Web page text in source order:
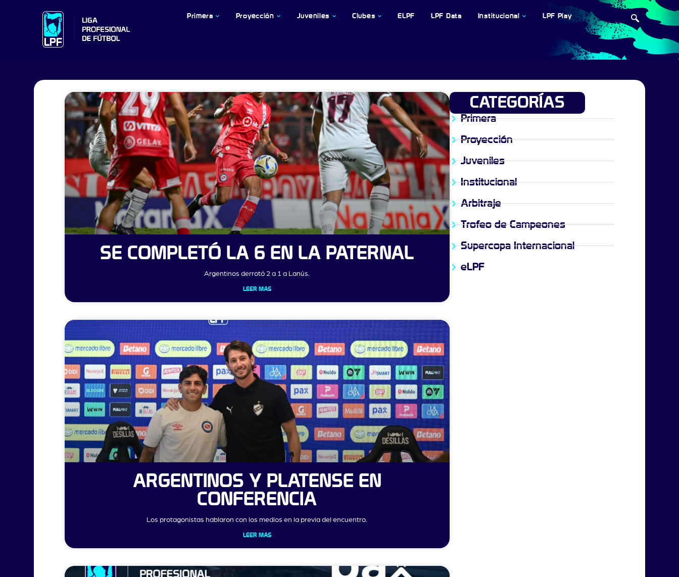
Primera Proyección Juveniles Clubes ELPF LPF Data Institucional LPF Play
SE COMPLETÓ LA 6 EN LA PATERNAL
Argentinos derrotó 2 a 1 a Lanús.
LEER MÁS
ARGENTINOS Y PLATENSE EN
CONFERENCIA
Los protagonistas hablaron con los medios en la previa del encuentro.
LEER MÁS
CATEGORÍAS
Primera
Proyección
Juveniles
Institucional
Arbitraje
Trofeo de Campeones
Supercopa Internacional
eLPF